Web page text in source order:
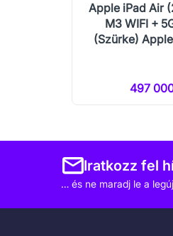
Apple iPad Air
M3 WIFI +
(Szürke)
497
Iratkozz fel
… és ne maradj le a